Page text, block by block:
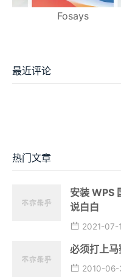
Fosays
最近评论
热门文章
安装 WPS
说白白
2021-07-
必须打上
2010-06-